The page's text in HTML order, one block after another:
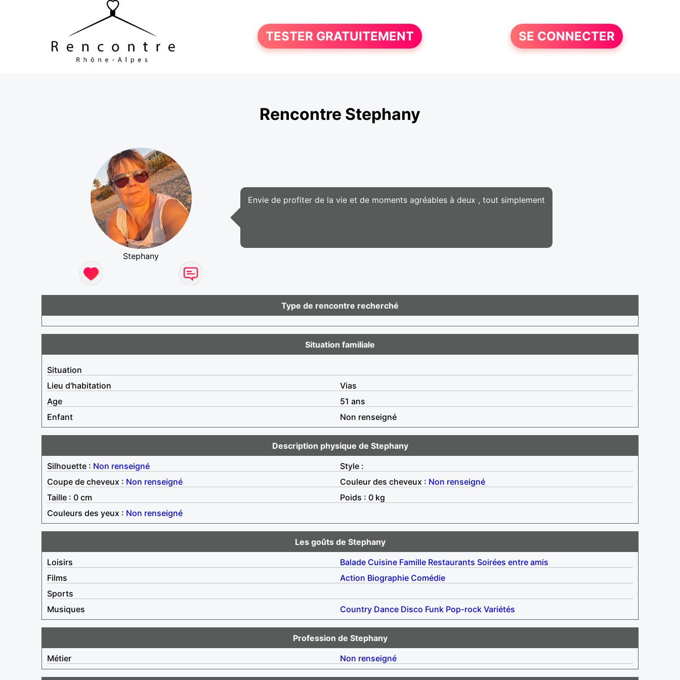
TESTER GRATUITEMENT SE CONNECTER
Rencontre Stephany
Stephany
Envie de profiter de la vie et de moments agréables à deux , tout simplement
Type de rencontre recherché
Situation familiale
Situation
Lieu d'habitation
Vias
Age
51 ans
Enfant
Non renseigné
Description physique de Stephany
Silhouette : Non renseigné
Style :
Coupe de cheveux : Non renseigné Couleur des cheveux : Non renseigné
Taille : 0 cm
Poids : 0 kg
Couleurs des yeux : Non renseigné
Les goûts de Stephany
Loisirs
Balade Cuisine Famille Restaurants Soirées entre amis
Films
Action Biographie Comédie
Sports
Musiques
Country Dance Disco Funk Pop-rock Variétés
Profession de Stephany
Métier
Non renseigné